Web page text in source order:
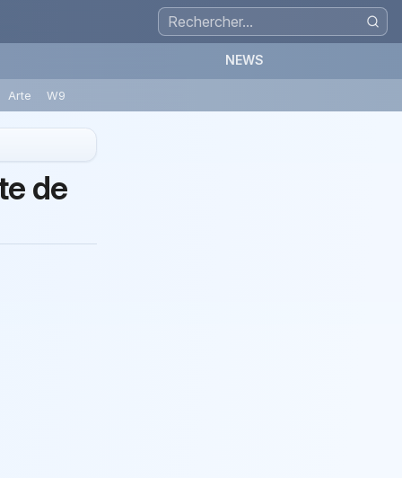
NEWS
Arte W9
de